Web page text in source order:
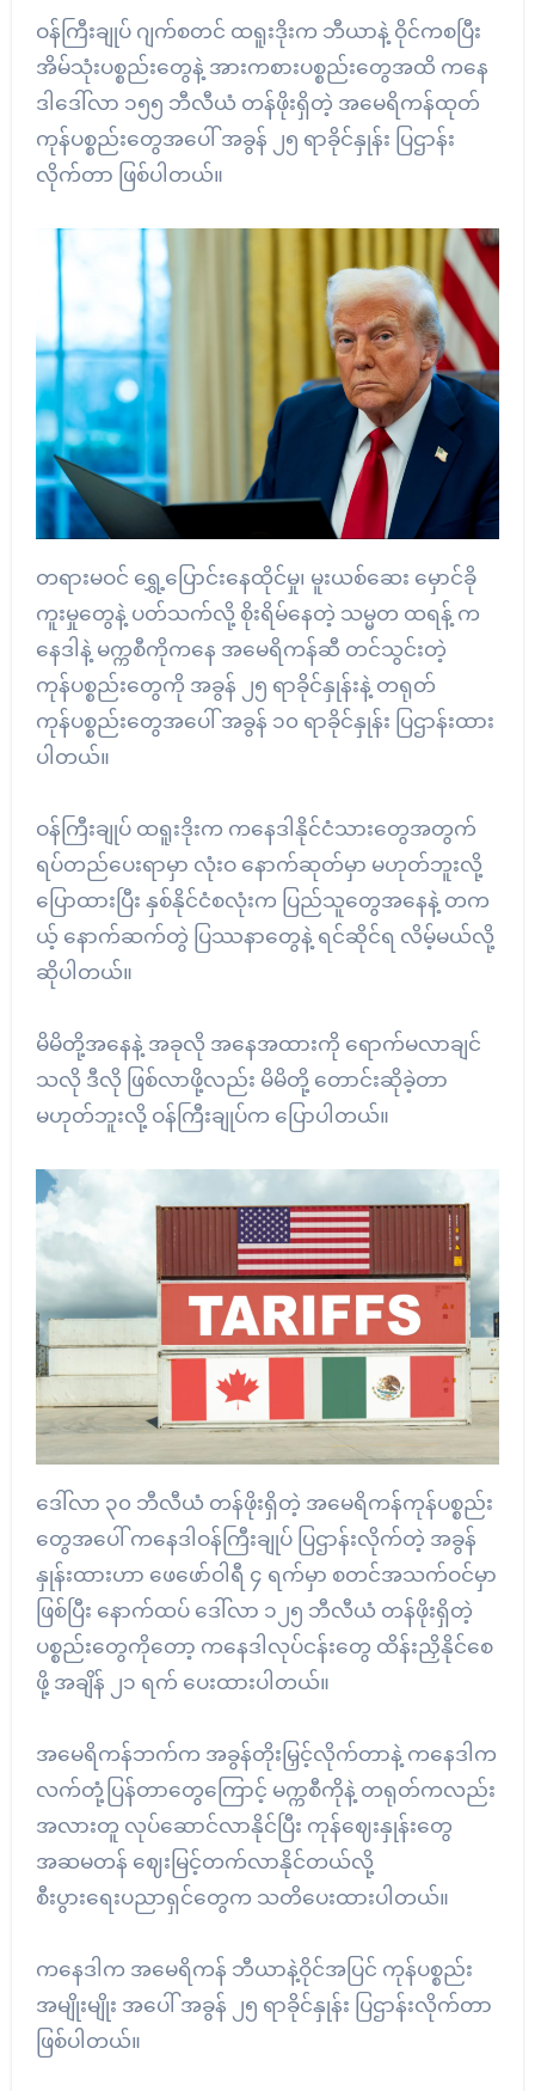
ဝန်ကြီးချုပ် ဂျက်စတင် ထရူးဒိုးက ဘီယာနဲ့ ဝိုင်ကစပြီး
အိမ်သုံးပစ္စည်းတွေနဲ့ အားကစားပစ္စည်းတွေအထိ ကနေ
ဒါဒေါ်လာ ၁၅၅ ဘီလီယံ တန်ဖိုးရှိတဲ့ အမေရိကန်ထုတ်
ကုန်ပစ္စည်းတွေအပေါ် အခွန် ၂၅ ရာခိုင်နှုန်း ပြဌာန်း
လိုက်တာ ဖြစ်ပါတယ်။
တရားမဝင် ရွှေ့ပြောင်းနေထိုင်မှု၊ မူးယစ်ဆေး မှောင်ခို
ကူးမှုတွေနဲ့ ပတ်သက်လို့ စိုးရိမ်နေတဲ့ သမ္မတ ထရန့် က
နေဒါနဲ့ မက္ကစီကိုကနေ အမေရိကန်ဆီ တင်သွင်းတဲ့
ကုန်ပစ္စည်းတွေကို အခွန် ၂၅ ရာခိုင်နှုန်းနဲ့ တရုတ်
ကုန်ပစ္စည်းတွေအပေါ် အခွန် ၁၀ ရာခိုင်နှုန်း ပြဌာန်းထား
ပါတယ်။
ဝန်ကြီးချုပ် ထရူးဒိုးက ကနေဒါနိုင်ငံသားတွေအတွက်
ရပ်တည်ပေးရာမှာ လုံးဝ နောက်ဆုတ်မှာ မဟုတ်ဘူးလို့
ပြောထားပြီး နှစ်နိုင်ငံစလုံးက ပြည်သူတွေအနေနဲ့ တက
ယ့် နောက်ဆက်တွဲ ပြဿနာတွေနဲ့ ရင်ဆိုင်ရ လိမ့်မယ်လို့
ဆိုပါတယ်။
မိမိတို့အနေနဲ့ အခုလို အနေအထားကို ရောက်မလာချင်
သလို ဒီလို ဖြစ်လာဖို့လည်း မိမိတို့ တောင်းဆိုခဲ့တာ
မဟုတ်ဘူးလို့ ဝန်ကြီးချုပ်က ပြောပါတယ်။
ဒေါ်လာ ၃၀ ဘီလီယံ တန်ဖိုးရှိတဲ့ အမေရိကန်ကုန်ပစ္စည်း
တွေအပေါ် ကနေဒါဝန်ကြီးချုပ် ပြဌာန်းလိုက်တဲ့ အခွန်
နှုန်းထားဟာ ဖေဖော်ဝါရီ ၄ ရက်မှာ စတင်အသက်ဝင်မှာ
ဖြစ်ပြီး နောက်ထပ် ဒေါ်လာ ၁၂၅ ဘီလီယံ တန်ဖိုးရှိတဲ့
ပစ္စည်းတွေကိုတော့ ကနေဒါလုပ်ငန်းတွေ ထိန်းညှိနိုင်စေ
ဖို့ အချိန် ၂၁ ရက် ပေးထားပါတယ်။
အမေရိကန်ဘက်က အခွန်တိုးမြှင့်လိုက်တာနဲ့ ကနေဒါက
လက်တုံ့ပြန်တာတွေကြောင့် မက္ကစီကိုနဲ့ တရုတ်ကလည်း
အလားတူ လုပ်ဆောင်လာနိုင်ပြီး ကုန်ဈေးနှုန်းတွေ
အဆမတန် ဈေးမြင့်တက်လာနိုင်တယ်လို့
စီးပွားရေးပညာရှင်တွေက သတိပေးထားပါတယ်။
ကနေဒါက အမေရိကန် ဘီယာနဲ့ဝိုင်အပြင် ကုန်ပစ္စည်း
အမျိုးမျိုး အပေါ် အခွန် ၂၅ ရာခိုင်နှုန်း ပြဌာန်းလိုက်တာ
ဖြစ်ပါတယ်။